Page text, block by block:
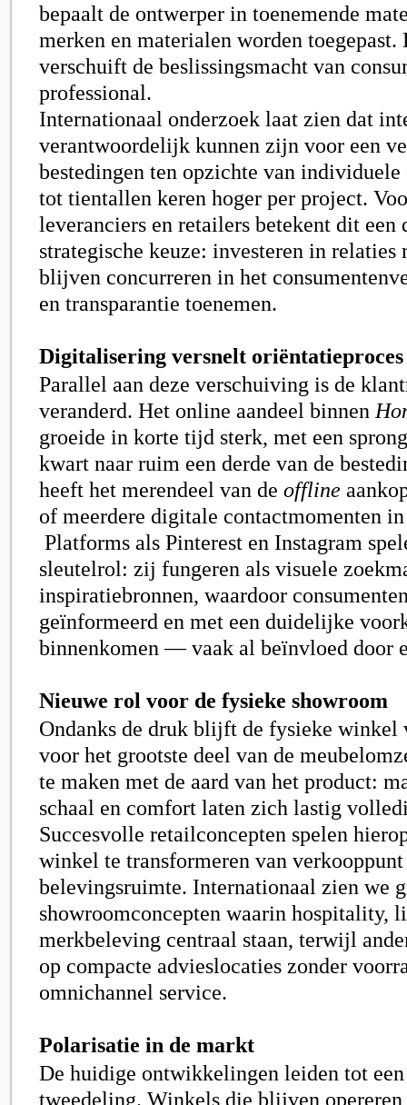
bepaalt de ontwerper in toenemende
merken en materialen worden toegepast.
verschuift de beslissingsmacht van
professional.
Internationaal onderzoek laat zien dat
verantwoordelijk kunnen zijn voor een
bestedingen ten opzichte van
tot tientallen keren hoger per project.
leveranciers en retailers betekent dit
strategische keuze: investeren in relaties
blijven concurreren in het
en transparantie toenemen.
Digitalisering versnelt oriëntatieproces
Parallel aan deze verschuiving is de
veranderd. Het online aandeel binnen
groeide in korte tijd sterk, met een
kwart naar ruim een derde van de
heeft het merendeel van de offline
of meerdere digitale contactmomenten
Platforms als Pinterest en Instagram
sleutelrol: zij fungeren als visuele
inspiratiebronnen, waardoor
geïnformeerd en met een duidelijke
binnenkomen — vaak al beïnvloed door
Nieuwe rol voor de fysieke showroom
Ondanks de druk blijft de fysieke
voor het grootste deel van de
te maken met de aard van het product:
schaal en comfort laten zich lastig
Succesvolle retailconcepten spelen
winkel te transformeren van verkooppunt
belevingsruimte. Internationaal zien we
showroomconcepten waarin hospitality,
merkbeleving centraal staan, terwijl
op compacte advieslocaties zonder
omnichannel service.
Polarisatie in de markt
De huidige ontwikkelingen leiden tot
tweedeling. Winkels die blijven